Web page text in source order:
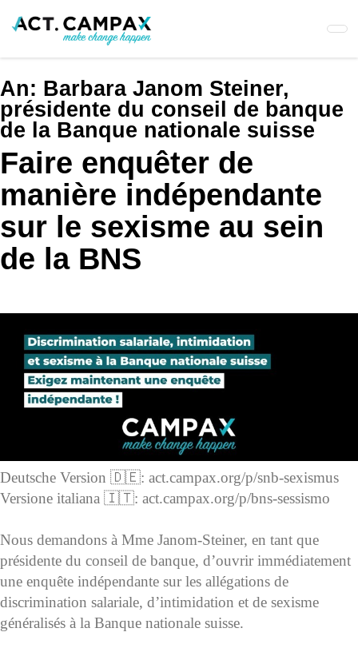
An: Barbara Janom Steiner,
présidente du conseil de banque
de la Banque nationale suisse
Faire enquêter de
manière indépendante
sur le sexisme au sein
de la BNS
Deutsche Version 🇩🇪: act.campax.org/p/snb-sexismus
Versione italiana 🇮🇹: act.campax.org/p/bns-sessismo
Nous demandons à Mme Janom-Steiner, en tant que
présidente du conseil de banque, d’ouvrir immédiatement
une enquête indépendante sur les allégations de
discrimination salariale, d’intimidation et de sexisme
généralisés à la Banque nationale suisse.